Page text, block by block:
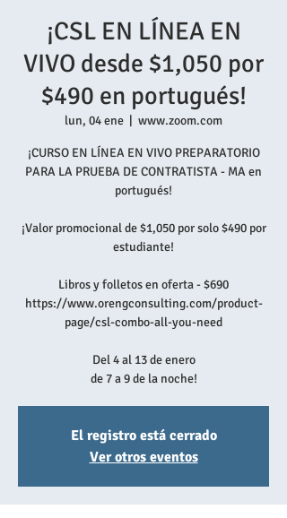
¡CSL EN LÍNEA EN
VIVO desde $1,050 por
$490 en portugués!
lun, 04 ene www.zoom.com
¡CURSO EN LÍNEA EN VIVO PREPARATORIO
PARA LA PRUEBA DE CONTRATISTA - MA en
portugués!
¡Valor promocional de $1,050 por solo $490 por
estudiante!
Libros y folletos en oferta - $690
https://www.orengconsulting.com/product-
page/csl-combo-all-you-need
Del 4 al 13 de enero
de 7 a 9 de la noche!
El registro está cerrado
Ver otros eventos